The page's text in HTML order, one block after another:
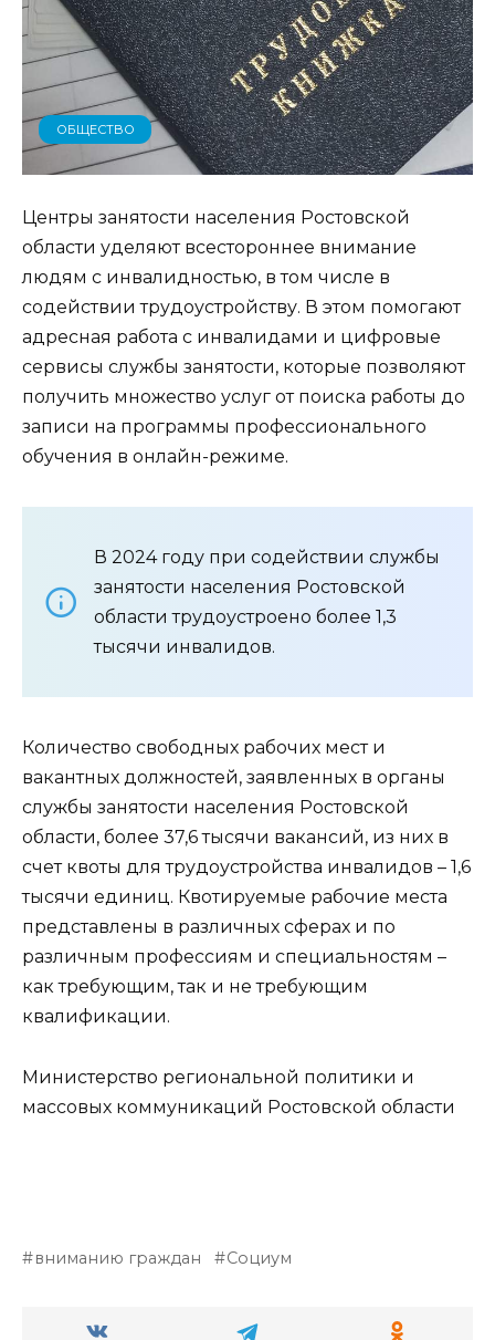
ОБЩЕСТВО
Центры занятости населения Ростовской
области уделяют всестороннее внимание
людям с инвалидностью, в том числе в
содействии трудоустройству. В этом помогают
адресная работа с инвалидами и цифровые
сервисы службы занятости, которые позволяют
получить множество услуг от поиска работы до
записи на программы профессионального
обучения в онлайн-режиме.
В 2024 году при содействии службы
занятости населения Ростовской
области трудоустроено более 1,3
тысячи инвалидов.
Количество свободных рабочих мест и
вакантных должностей, заявленных в органы
службы занятости населения Ростовской
области, более 37,6 тысячи вакансий, из них в
счет квоты для трудоустройства инвалидов – 1,6
тысячи единиц. Квотируемые рабочие места
представлены в различных сферах и по
различным профессиям и специальностям –
как требующим, так и не требующим
квалификации.
Министерство региональной политики и
массовых коммуникаций Ростовской области
вниманию граждан Социум